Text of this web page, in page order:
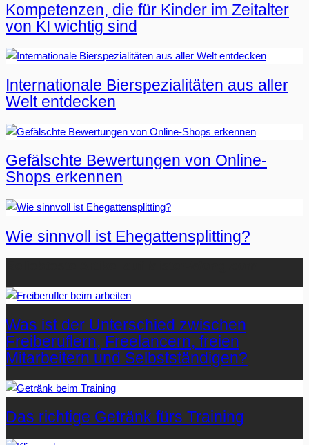
Kompetenzen, die für Kinder im Zeitalter
von KI wichtig sind
Internationale Bierspezialitäten aus aller
Welt entdecken
Gefälschte Bewertungen von Online-
Shops erkennen
Wie sinnvoll ist Ehegattensplitting?
Was ist der Unterschied zwischen
Freiberuflern, Freelancern, freien
Mitarbeitern und Selbstständigen?
Das richtige Getränk fürs Training